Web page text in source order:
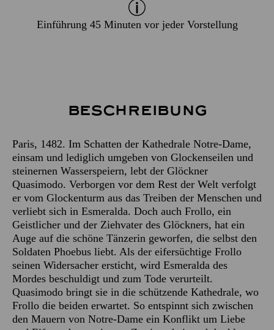
Einführung 45 Minuten vor jeder Vorstellung
Beschreibung
Paris, 1482. Im Schatten der Kathedrale Notre-Dame,
einsam und lediglich umgeben von Glockenseilen und
steinernen Wasserspeiern, lebt der Glöckner
Quasimodo. Verborgen vor dem Rest der Welt verfolgt
er vom Glockenturm aus das Treiben der Menschen und
verliebt sich in Esmeralda. Doch auch Frollo, ein
Geistlicher und der Ziehvater des Glöckners, hat ein
Auge auf die schöne Tänzerin geworfen, die selbst den
Soldaten Phoebus liebt. Als der eifersüchtige Frollo
seinen Widersacher ersticht, wird Esmeralda des
Mordes beschuldigt und zum Tode verurteilt.
Quasimodo bringt sie in die schützende Kathedrale, wo
Frollo die beiden erwartet. So entspinnt sich zwischen
den Mauern von Notre-Dame ein Konflikt um Liebe